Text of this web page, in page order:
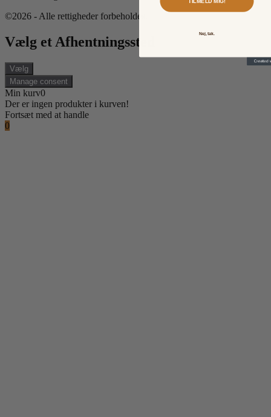
©2026 - Alle rettigheder forbeholdes.
Vælg et Afhentningssted
Vælg
Manage consent
Min kurv0
Der er ingen produkter i kurven!
Fortsæt med at handle
0
Nej, tak.